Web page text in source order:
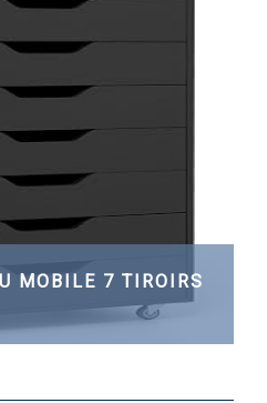
MOBILE 7 TIROIRS